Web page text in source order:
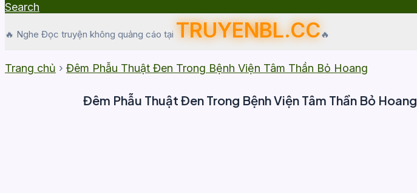
Search
🔥 Nghe Đọc truyện không quảng cáo tại TRUYENBL.CC🔥
Trang chủ › Đêm Phẫu Thuật Đen Trong Bệnh Viện Tâm Thần Bỏ Hoang
Đêm Phẫu Thuật Đen Trong Bệnh Viện Tâm Thần Bỏ Hoang